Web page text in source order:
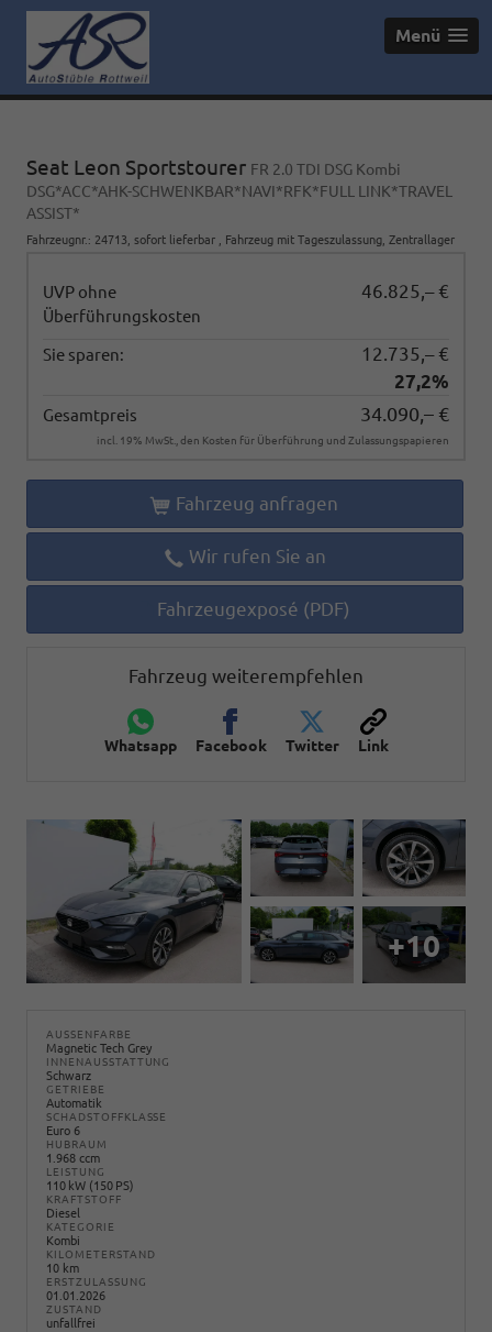
Menü
Seat Leon Sportstourer FR 2.0 TDI DSG Kombi
DSG*ACC*AHK-SCHWENKBAR*NAVI*RFK*FULL LINK*TRAVEL
ASSIST*
Fahrzeugnr. : 24713 sofort lieferbar Fahrzeug mit Tageszulassung , Zentrallager
UVP ohne
Überführungskosten
46.825,– €
Sie sparen:
12.735,– €
27,2%
Gesamtpreis 34.090,– €
incl. 19% MwSt., den Kosten für Überführung und Zulassungspapieren
Fahrzeug anfragen
Wir rufen Sie an
Fahrzeugexposé (PDF)
Fahrzeug weiterempfehlen
Whatsapp Facebook Twitter Link
+10
AUSSENFARBE
Magnetic Tech Grey
INNENAUSSTATTUNG
Schwarz
GETRIEBE
Automatik
SCHADSTOFFKLASSE
Euro 6
HUBRAUM
1.968 ccm
LEISTUNG
110 kW (150 PS)
KRAFTSTOFF
Diesel
KATEGORIE
Kombi
KILOMETERSTAND
10 km
ERSTZULASSUNG
01.01.2026
ZUSTAND
unfallfrei